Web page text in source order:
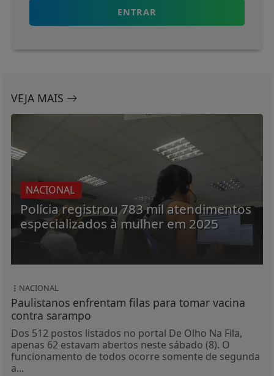
ENTRAR
VEJA MAIS
NACIONAL
Polícia registrou 783 mil atendimentos
especializados à mulher em 2025
NACIONAL
Paulistanos enfrentam filas para tomar vacina
contra sarampo
Dos 512 postos listados no portal De Olho Na Fila,
apenas 62 estavam abertos neste sábado (8). O
funcionamento de todos ocorre somente de segunda
a...